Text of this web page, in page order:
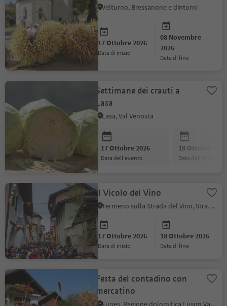
Velturno, Bressanone e dintorni
17 Ottobre 2026
data di inizio
08 Novembre
2026
data di fine
Settimane dei crauti a
Lasa
Lasa, Val Venosta
17 Ottobre 2026
data dell'evento
18 Ottobre 2026
data dell'evento
Il Vicolo del Vino
Termeno sulla Strada del Vino, Strada del Vino
17 Ottobre 2026
data di inizio
18 Ottobre 2026
data di fine
Festa del contadino con
mercatino
Funes, Regione dolomitica Luson Val di Funes